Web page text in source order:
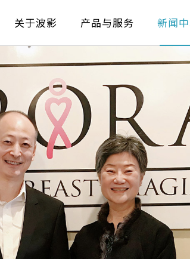
关于波影 产品与服务 新闻